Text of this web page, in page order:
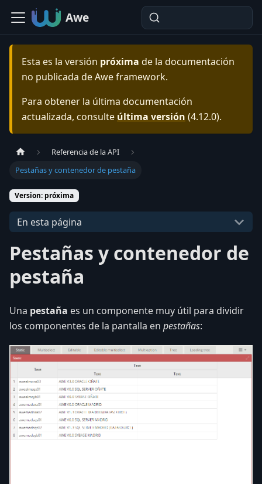
Awe
Esta es la versión próxima de la documentación
no publicada deAwe framework.
Para obtener la última documentación
actualizada, consulte última versión (4.12.0).
Referencia de la API
Pestañas y contenedor de pestaña
Version: próxima
En esta página
Pestañas y contenedor de
pestaña
Una pestaña es un componente muy útil para dividir
los componentes de la pantalla en pestañas: